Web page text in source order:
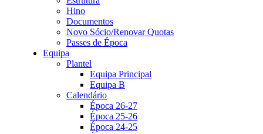
Hino
Documentos
Novo Sócio/Renovar Quotas
Passes de Época
Equipa
Plantel
Equipa Principal
Equipa B
Calendário
Época 26-27
Época 25-26
Época 24-25